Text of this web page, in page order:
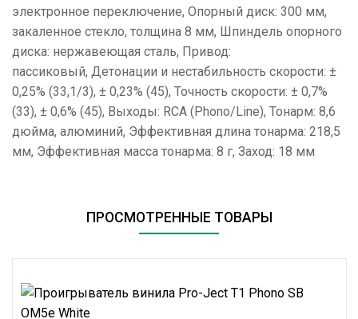
электронное переключение, Опорный диск: 300 мм,
закаленное стекло, толщина 8 мм, Шпиндель опорного
диска: нержавеющая сталь, Привод:
пассиковый, Детонации и нестабильность скорости: ±
0,25% (33,1/3), ± 0,23% (45), Точность скорости: ± 0,7%
(33), ± 0,6% (45), Выходы: RCA (Phono/Line), Тонарм: 8,6
дюйма, алюминий, Эффективная длина тонарма: 218,5
мм, Эффективная масса тонарма: 8 г, Заход: 18 мм
ПРОСМОТРЕННЫЕ ТОВАРЫ